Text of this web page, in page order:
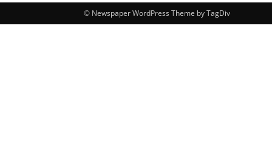
© Newspaper WordPress Theme by TagDiv